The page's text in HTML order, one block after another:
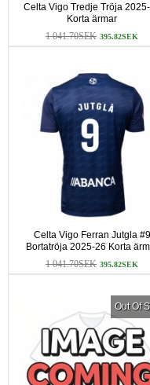
Celta Vigo Tredje Tröja
Korta ärmar
1 041.70SEK 395.82SEK
Celta Vigo Ferran Jutgla #9
Bortatröja 2025-26 Korta
1 041.70SEK 395.82SEK
Out Of